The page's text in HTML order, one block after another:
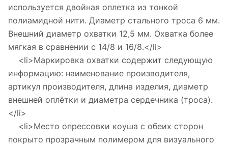
используется двойная оплетка из тонкой
полиамидной нити. Диаметр стального троса 6 мм.
Внешний диаметр охватки 12,5 мм. Охватка более
мягкая в сравнении с 14/8 и 16/8.</li>
<li>Маркировка охватки содержит следующую
информацию: наименование производителя,
артикул производителя, длина изделия, диаметр
внешней оплётки и диаметра сердечника (троса).
</li>
<li>Место опрессовки коуша с обеих сторон
покрыто прозрачным полимером для визуального